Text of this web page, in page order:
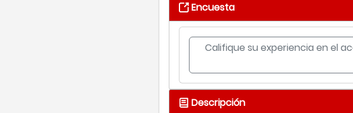
Encuesta
Califique su experiencia en el
Descripción